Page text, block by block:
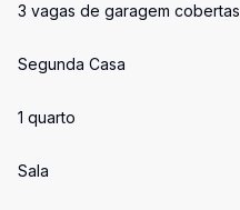
3 vagas de garagem cobertas
Segunda Casa
1 quarto
Sala